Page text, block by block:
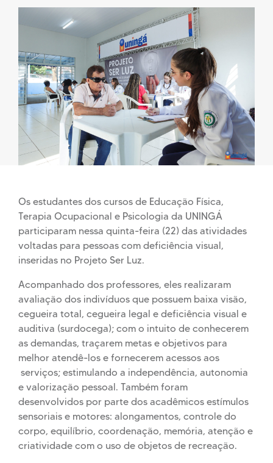
Os estudantes dos cursos de Educação Física,
Terapia Ocupacional e Psicologia da UNINGÁ
participaram nessa quinta-feira (22) das atividades
voltadas para pessoas com deficiência visual,
inseridas no Projeto Ser Luz.
Acompanhado dos professores, eles realizaram
avaliação dos indivíduos que possuem baixa visão,
cegueira total, cegueira legal e deficiência visual e
auditiva (surdocega); com o intuito de conhecerem
as demandas, traçarem metas e objetivos para
melhor atendê-los e fornecerem acessos aos
serviços; estimulando a independência, autonomia
e valorização pessoal. Também foram
desenvolvidos por parte dos acadêmicos estímulos
sensoriais e motores: alongamentos, controle do
corpo, equilíbrio, coordenação, memória, atenção e
criatividade com o uso de objetos de recreação.